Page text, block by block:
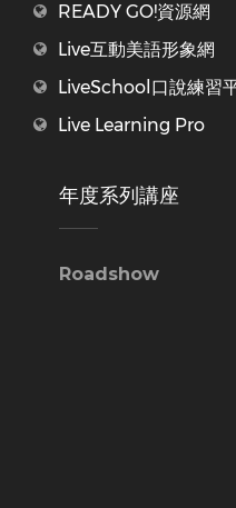
READY GO!資源網
Live互動美語形象網
LiveSchool口說練習
Live Learning Pro
年度系列講座
Roadshow